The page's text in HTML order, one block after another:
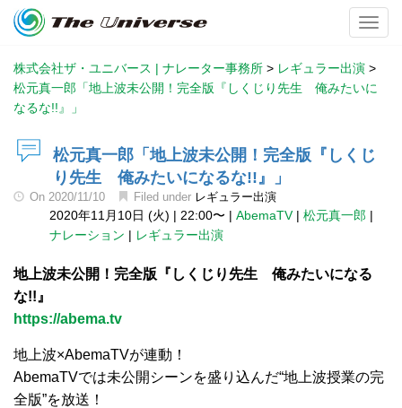
株式会社ザ・ユニバース | ナレーター事務所 > レギュラー出演 >
松元真一郎「地上波未公開！完全版『しくじり先生 俺みたいに
なるな!!』」
松元真一郎「地上波未公開！完全版『しくじ
り先生 俺みたいになるな!!』」
On 2020/11/10 Filed under レギュラー出演
2020年11月10日 (火) | 22:00〜 | AbemaTV| 松元真一郎 |
ナレーション | レギュラー出演
地上波未公開！完全版『しくじり先生 俺みたいになる
な!!』
https://abema.tv
地上波×AbemaTVが連動！
AbemaTVでは未公開シーンを盛り込んだ“地上波授業の完
全版”を放送！